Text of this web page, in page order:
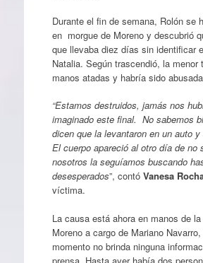
Durante el fin de semana, Rolón se
en morgue de Moreno y descubrió
que llevaba diez días sin identificar
Natalia. Según trascendió, la menor
manos atadas y habría sido
“Estamos destruidos, jamás nos
imaginado este final. No sabemos
dicen que la levantaron en un auto
El cuerpo apareció al otro día de no
nosotros la seguíamos buscando
desesperados”, contó Vanesa
víctima.
La causa está ahora en manos de
Moreno a cargo de Mariano
momento no brinda ninguna
prensa. Hasta ayer había dos